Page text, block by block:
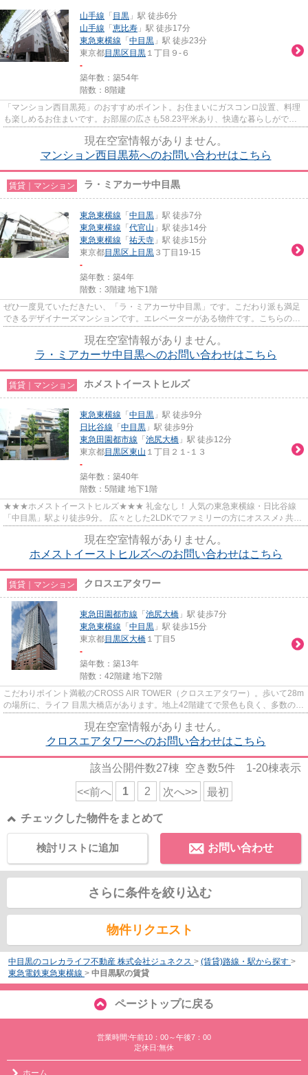
山手線 「 目黒 」駅 徒歩6分
山手線 「 恵比寿 」駅 徒歩17分
東急東横線 「 中目黒 」駅 徒歩23分
東京都目黒区 目黒 １丁目９-６
-
築年数：築54年
階数：8階建
「マンション西目黒苑」のおすすめポイント。お住まいにガスコンロ設置、料理
も楽しめるお住まいです。お部屋の広さも58.23平米あり、快適な暮らしができ
現在空室情報がありません。
マンション西目黒苑へのお問い合わせはこちら
賃貸｜マンション ラ・ミアカーサ中目黒
東急東横線 「 中目黒 」駅 徒歩7分
東急東横線 「 代官山 」駅 徒歩14分
東急東横線 「 祐天寺 」駅 徒歩15分
東京都目黒区上目黒 ３丁目19-15
-
築年数：築4年
階数：3階建 地下1階
ぜひ一度見ていただきたい、「ラ・ミアカーサ中目黒」です。こだわり派も満足
できるデザイナーズマンションです。エレベーターがある物件です。こちらの物
現在空室情報がありません。
ラ・ミアカーサ中目黒へのお問い合わせはこちら
賃貸｜マンション ホメストイーストヒルズ
東急東横線 「 中目黒 」駅 徒歩9分
日比谷線 「 中目黒 」駅 徒歩9分
東急田園都市線 「 池尻大橋 」駅 徒歩12分
東京都目黒区東山 １丁目２１-１３
-
築年数：築40年
階数：5階建 地下1階
★★★ホメストイーストヒルズ★★★ 礼金なし！ 人気の東急東横線・日比谷線
「中目黒」駅より徒歩9分。 広々とした2LDKでファミリーの方にオススメ♪ 共用
現在空室情報がありません。
ホメストイーストヒルズへのお問い合わせはこちら
賃貸｜マンション クロスエアタワー
東急田園都市線 「 池尻大橋 」駅 徒歩7分
東急東横線 「 中目黒 」駅 徒歩15分
東京都目黒区大橋 １丁目5
-
築年数：築13年
階数：42階建 地下2階
こだわりポイント満載のCROSS AIR TOWER（クロスエアタワー）。歩いて28m
の場所に、ライフ 目黒大橋店があります。地上42階建てで景色も良く、多数のお
現在空室情報がありません。
クロスエアタワーへのお問い合わせはこちら
該当公開件数27棟 空き数5件 1-20棟表示
<<前へ 1 2 次へ>> 最初
チェックした物件をまとめて
お問い合わせ
検討リストに追加
さらに条件を絞り込む
物件リクエスト
中目黒のコレカライフ不動産 株式会社ジュネクス > (賃貸)路線・駅から探す >
東急電鉄東急東横線 > 中目黒駅の賃貸
ページトップに戻る
営業時間:午前10：00～午後7：00
定休日:無休
ホーム